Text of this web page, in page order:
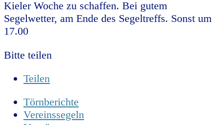
Kieler Woche zu schaffen. Bei gutem
Segelwetter, am Ende des Segeltreffs. Sonst um
17.00
Bitte teilen
Teilen
Törnberichte
Vereinssegeln